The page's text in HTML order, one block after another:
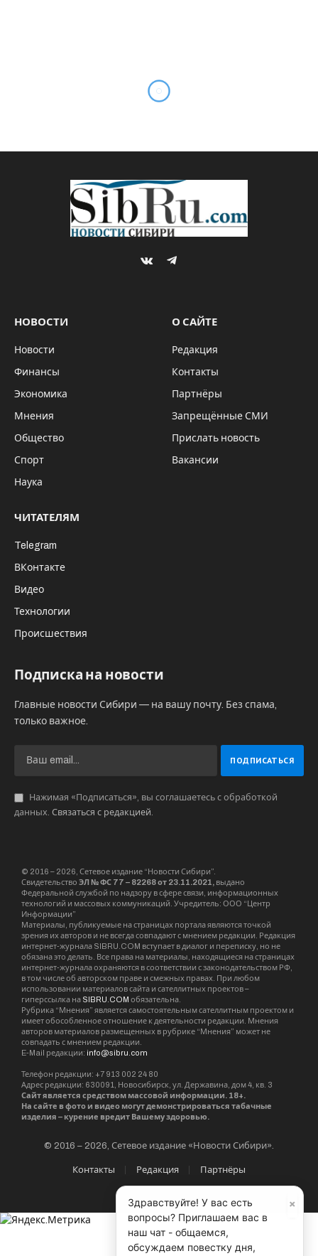
VKontakteTelegram
НОВОСТИ
Новости
Финансы
Экономика
Мнения
Общество
Спорт
Наука
О САЙТЕ
Редакция
Контакты
Партнёры
Запрещённые СМИ
Прислать новость
Вакансии
ЧИТАТЕЛЯМ
Telegram
ВКонтакте
Видео
Технологии
Происшествия
Подписка на новости
Главные новости Сибири — на вашу почту. Без спама,
только важное.
Нажимая «Подписаться», вы соглашаетесь с обработкой
данных. Связаться с редакцией
© 2016 – 2026, Сетевое издание “Новости Сибири”.
Свидетельство ЭЛ № ФС 77 – 82268 от 23.11.2021, выдано
Федеральной службой по надзору в сфере связи, информационных
технологий и массовых коммуникаций. Учредитель: ООО “Центр
Информации”
Материалы, публикуемые на страницах портала являются точкой
зрения их авторов и не всегда совпадают с мнением редакции. Редакция
интернет-журнала SIBRU.COM вступает в диалог и переписку, но не
обязана это делать. Все права на материалы, находящиеся на страницах
интернет-журнала охраняются в соответствии с законодательством РФ,
в том числе об авторском праве и смежных правах. При любом
использовании материалов сайта и сателлитных проектов –
гиперссылка на SIBRU.COM обязательна.
Рубрика “Мнения” является самостоятельным сателлитным проектом и
имеет обособленное отношение к деятельности редакции. Мнения
авторов материалов размещенных в рубрике “Мнения” может не
совпадать с мнением редакции.
E-Mail редакции: info@sibru.com
Телефон редакции: +7 913 002 24 80
Адрес редакции: 630091, Новосибирск, ул. Державина, дом 4, кв. 3
Сайт является средством массовой информации. 18+.
На сайте в фото и видео могут демонстрироваться табачные
изделия – курение вредит Вашему здоровью.
© 2016 – 2026, Сетевое издание «Новости Сибири».
Контакты Редакция Партнёры
×
Здравствуйте! У вас есть
вопросы? Приглашаем вас в
наш чат - общаемся,
обсуждаем повестку дня,